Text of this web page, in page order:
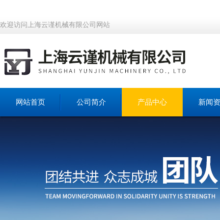
欢迎访问上海云谨机械有限公司网站
网站首页 公司简介 产品中心 新闻